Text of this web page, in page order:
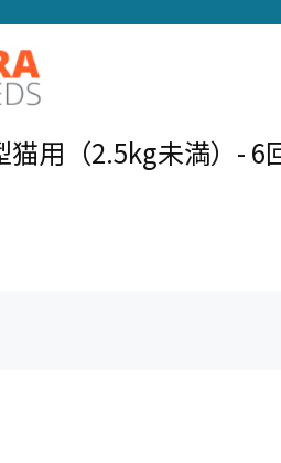
猫用（2.5kg未満）- 6